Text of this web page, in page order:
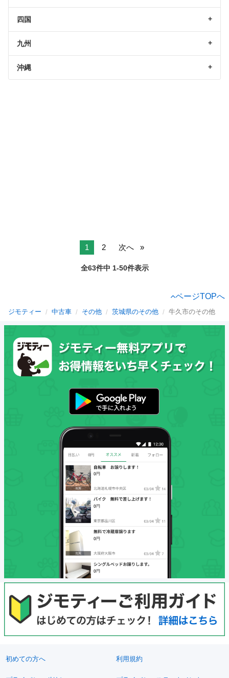
四国
九州
沖縄
1 2 次へ
全63件中 1-50件表示
ページTOPへ
ジモティー 中古車 その他 茨城県のその他 牛久市のその他
初めての方へ 利用規約